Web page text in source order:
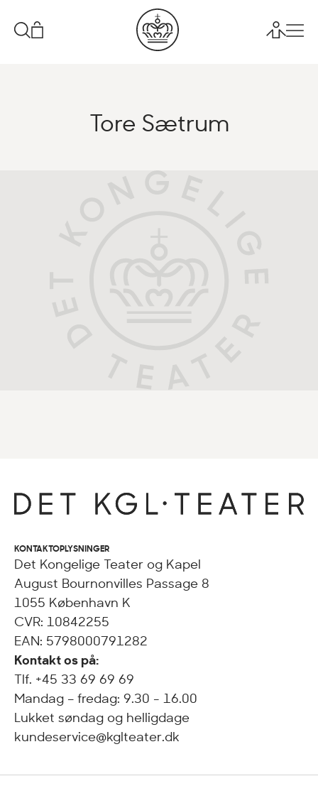
Tore Sætrum
KONTAKTOPLYSNINGER
Det Kongelige Teater og Kapel
August Bournonvilles Passage 8
1055 København K
CVR: 10842255
EAN: 5798000791282
Kontakt os på:
Tlf. +45 33 69 69 69
Mandag – fredag: 9.30 - 16.00
Lukket søndag og helligdage
kundeservice@kglteater.dk